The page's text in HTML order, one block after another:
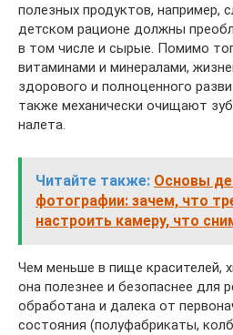
полезных продуктов, например,
детском рационе должны
в том числе и сырые. Помимо
витаминами и минералами,
здорового и полноценного
также механически очищают
налета.
Читайте также: Основы
фотографии: зачем, что
настроить камеру, что
Чем меньше в пище красителей,
она полезнее и безопаснее для
обработана и далека от
состояния (полуфабрикаты,